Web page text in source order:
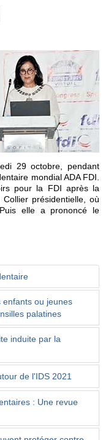
29 octobre, pendant
mondial ADA FDI.
pour la FDI après la
présidentielle, où
elle a prononcé le
enfants ou jeunes
palatines
induite par la
de l'IDS 2021
: Une revue